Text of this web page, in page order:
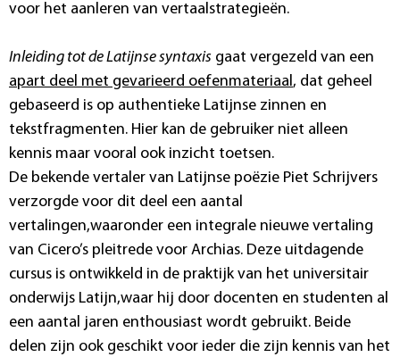
voor het aanleren van vertaalstrategieën.
Inleiding tot de Latijnse syntaxis gaat vergezeld van een
apart deel met gevarieerd oefenmateriaal, dat geheel
gebaseerd is op authentieke Latijnse zinnen en
tekstfragmenten. Hier kan de gebruiker niet alleen
kennis maar vooral ook inzicht toetsen.
De bekende vertaler van Latijnse poëzie Piet Schrijvers
verzorgde voor dit deel een aantal
vertalingen,waaronder een integrale nieuwe vertaling
van Cicero’s pleitrede voor Archias. Deze uitdagende
cursus is ontwikkeld in de praktijk van het universitair
onderwijs Latijn,waar hij door docenten en studenten al
een aantal jaren enthousiast wordt gebruikt. Beide
delen zijn ook geschikt voor ieder die zijn kennis van het